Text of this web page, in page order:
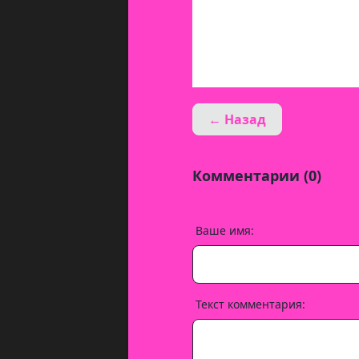
← Назад
Комментарии (0)
Ваше имя:
Текст комментария: